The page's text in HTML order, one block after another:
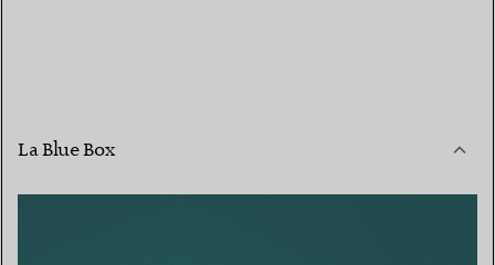
La Blue Box